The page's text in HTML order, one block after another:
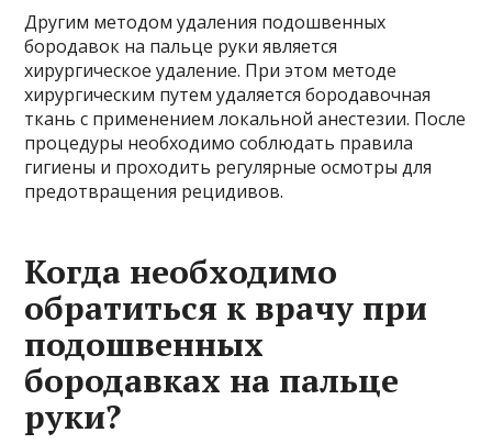
Другим методом удаления подошвенных
бородавок на пальце руки является
хирургическое удаление. При этом методе
хирургическим путем удаляется бородавочная
ткань с применением локальной анестезии. После
процедуры необходимо соблюдать правила
гигиены и проходить регулярные осмотры для
предотвращения рецидивов.
Когда необходимо
обратиться к врачу при
подошвенных
бородавках на пальце
руки?